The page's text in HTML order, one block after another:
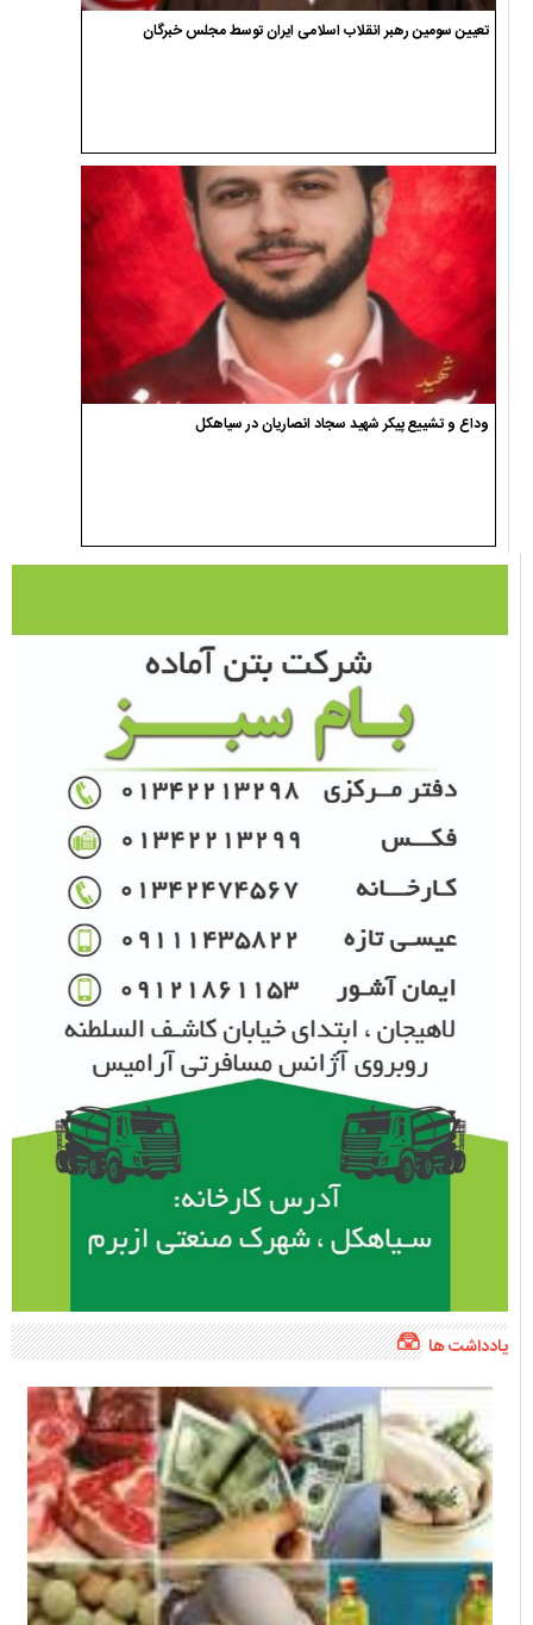
تعیین سومین رهبر انقلاب اسلامی ایران توسط مجلس خبرگان
وداع و تشییع پیکر شهید سجاد انصاریان در سیاهکل
یادداشت ها